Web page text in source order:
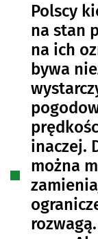
Polscy
na stan
na ich
bywa
inaczej.
można